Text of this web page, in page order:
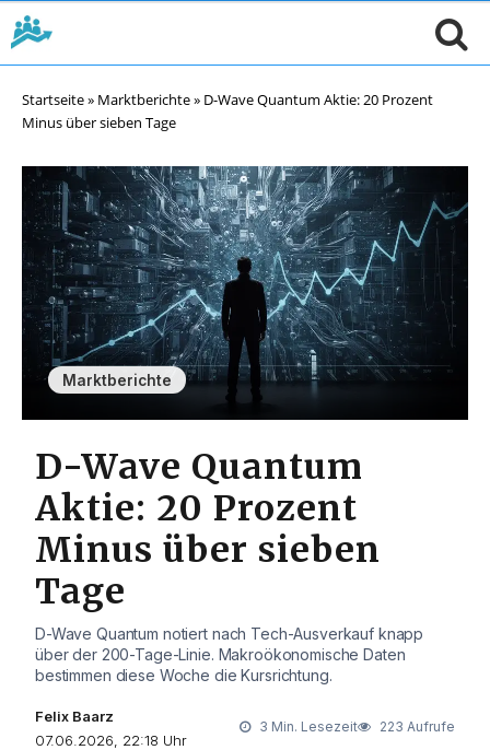
Startseite» Marktberichte» D-Wave Quantum Aktie: 20 Prozent
Minus über sieben Tage
Marktberichte
D-Wave Quantum
Aktie: 20 Prozent
Minus über sieben
Tage
D-Wave Quantum notiert nach Tech-Ausverkauf knapp
über der 200-Tage-Linie. Makroökonomische Daten
bestimmen diese Woche die Kursrichtung.
Felix Baarz
07.06.2026, 22:18 Uhr
3 Min. Lesezeit 223 Aufrufe